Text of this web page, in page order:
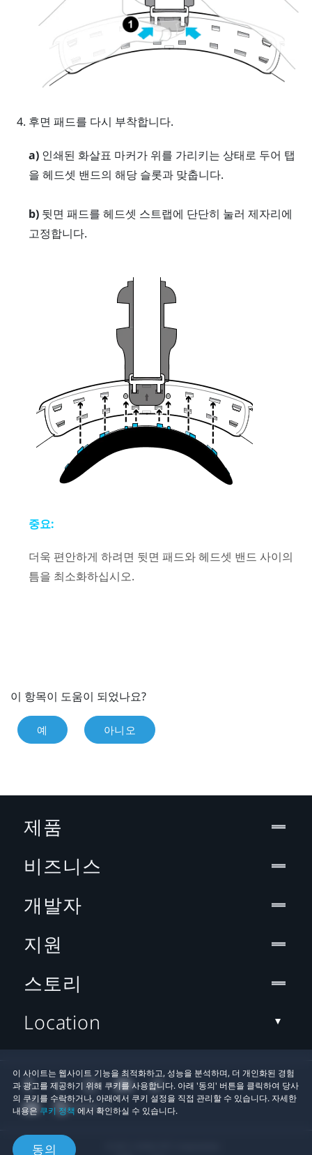
후면 패드를 다시 부착합니다.
a)인쇄된 화살표 마커가 위를 가리키는 상태로 두어 탭
을 헤드셋 밴드의 해당 슬롯과 맞춥니다.
b)뒷면 패드를 헤드셋 스트랩에 단단히 눌러 제자리에
고정합니다.
중요:
더욱 편안하게 하려면 뒷면 패드와 헤드셋 밴드 사이의
틈을 최소화하십시오.
이 항목이 도움이 되었나요?
예 아니오
이 사이트는 웹사이트 기능을 최적화하고, 성능을 분석하며, 더 개인화된 경험
과 광고를 제공하기 위해 쿠키를 사용합니다. 아래 '동의' 버튼을 클릭하여 당사
의 쿠키를 수락하거나, 아래에서 쿠키 설정을 직접 관리할 수 있습니다. 자세한
내용은 쿠키 정책 에서 확인하실 수 있습니다.
동의
제품
비즈니스
개발자
지원
스토리
Location